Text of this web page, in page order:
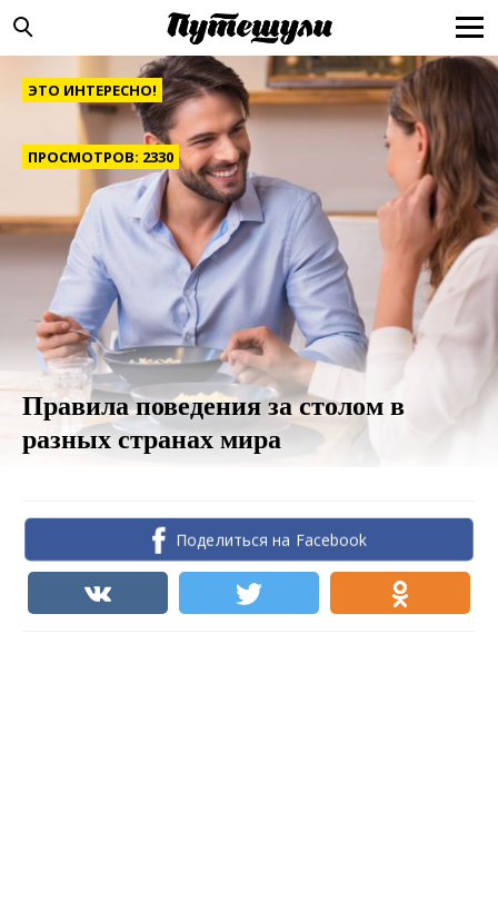
ЭТО ИНТЕРЕСНО!
ПРОСМОТРОВ: 2330
Правила поведения за столом в
разных странах мира
Поделиться на Facebook